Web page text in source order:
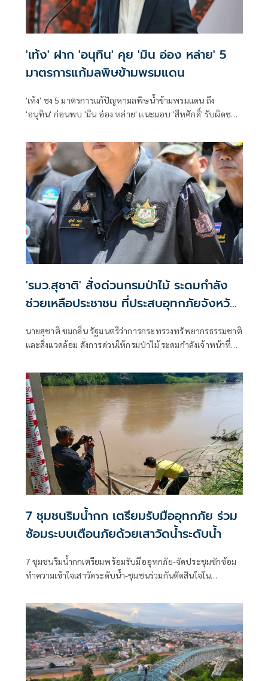
'เท้ง' ฝาก 'อนุทิน' คุย 'มิน อ่อง หล่าย' 5
มาตรการแก้มลพิษข้ามพรมแดน
'เท้ง' ชง 5 มาตรการแก้ปัญหามลพิษน้ำข้ามพรมแดน ถึง
'อนุทิน' ก่อนพบ 'มิน อ่อง หล่าย' แนะมอบ 'สีหศักดิ์' รับผิดชอบ
'รมว.สุชาติ' สั่งด่วนกรมป่าไม้ ระดมกำลัง
ช่วยเหลือประชาชน ที่ประสบอุทกภัยจังหวัด
เชียงราย พร้อมเฝ้าระวัง 24 ชั่วโมง หาก
สถานการณ์ทวีความรุนแรง
นายสุชาติ ชมกลิ่น รัฐมนตรีว่าการกระทรวงทรัพยากรธรรมชาติ
และสิ่งแวดล้อม สั่งการด่วนให้กรมป่าไม้ ระดมกำลังเจ้าหน้าที่
ระทบจากสถานการณ์น้ำป่าไหลหลากในจังหวัดเชียงราย
7 ชุมชนริมน้ำกก เตรียมรับมืออุทกภัย ร่วม
ซ้อมระบบเตือนภัยด้วยเสาวัดน้ำระดับน้ำ
7 ชุมชนริมน้ำกกเตรียมพร้อมรับมืออุทกภัย-จัดประชุมซักซ้อม
ทำความเข้าใจเสาวัดระดับน้ำ-ชุมชนร่วมกันตัดสินใจใน
ข้อมูล